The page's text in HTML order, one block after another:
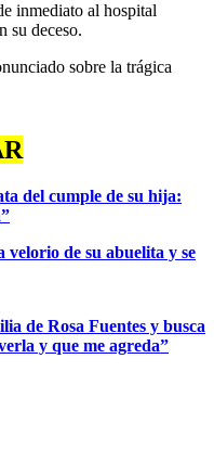
inmediato al hospital
su deceso.
sobre la trágica
del cumple de su hija:
velorio de su abuelita y se
de Rosa Fuentes y busca
y que me agreda”